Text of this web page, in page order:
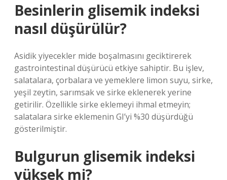
Besinlerin glisemik indeksi
nasıl düşürülür?
Asidik yiyecekler mide boşalmasını geciktirerek
gastrointestinal düşürücü etkiye sahiptir. Bu işlev,
salatalara, çorbalara ve yemeklere limon suyu, sirke,
yeşil zeytin, sarımsak ve sirke eklenerek yerine
getirilir. Özellikle sirke eklemeyi ihmal etmeyin;
salatalara sirke eklemenin GI’yi %30 düşürdüğü
gösterilmiştir.
Bulgurun glisemik indeksi
yüksek mi?